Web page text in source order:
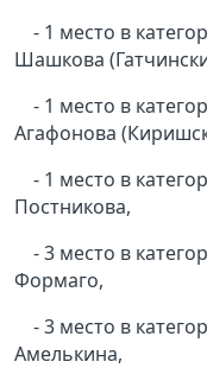
- 1 место в
Шашкова
- 1 место в
Агафонова
- 1 место в
Постникова,
- 3 место в
Формаго,
- 3 место в
Амелькина,